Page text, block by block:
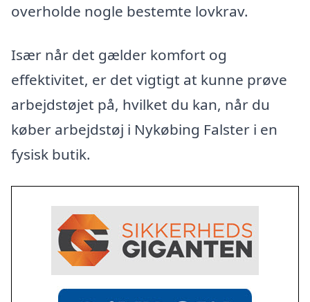
overholde nogle bestemte lovkrav.
Især når det gælder komfort og
effektivitet, er det vigtigt at kunne prøve
arbejdstøjet på, hvilket du kan, når du
køber arbejdstøj i Nykøbing Falster i en
fysisk butik.